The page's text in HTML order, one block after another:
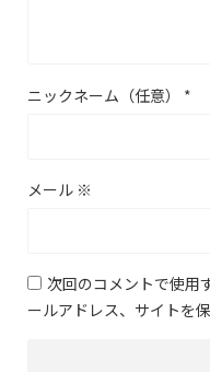
ニックネーム（任意） *
メール ※
次回のコメントで使用
ールアドレス、サイトを保